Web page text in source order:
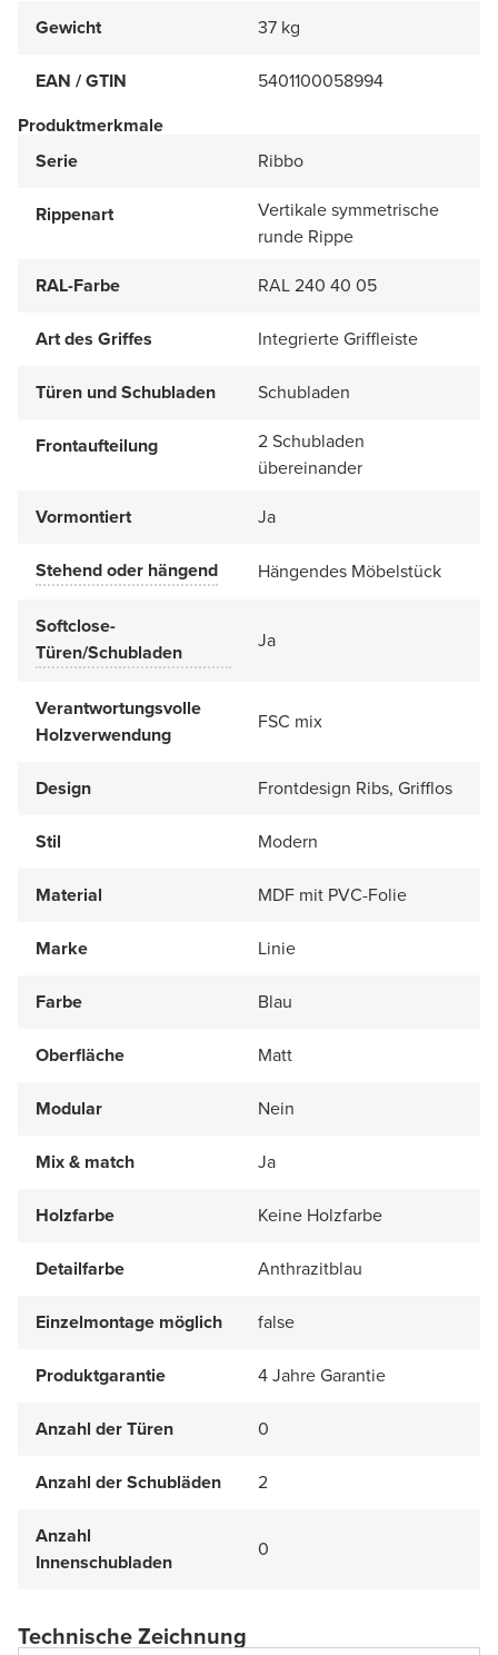
Gewicht 37 kg
EAN / GTIN
5401100058994
Produktmerkmale
Serie
Ribbo
Rippenart
Vertikale symmetrische
runde Rippe
RAL-Farbe
RAL 240 40 05
Art des Griffes Integrierte Griffleiste
Türen und Schubladen Schubladen
Frontaufteilung
2 Schubladen
übereinander
Vormontiert
Ja
Stehend oder hängend Hängendes Möbelstück
Softclose-
Türen/Schubladen
Ja
Verantwortungsvolle
Holzverwendung
FSC mix
Design Frontdesign Ribs, Grifflos
Stil Modern
Material MDF mit PVC-Folie
Marke Linie
Farbe Blau
Oberfläche Matt
Modular Nein
Mix & match Ja
Holzfarbe Keine Holzfarbe
Detailfarbe Anthrazitblau
Einzelmontage möglich false
Produktgarantie 4 Jahre Garantie
Anzahl der Türen 0
Anzahl der Schubläden 2
Anzahl
Innenschubladen
0
Technische Zeichnung